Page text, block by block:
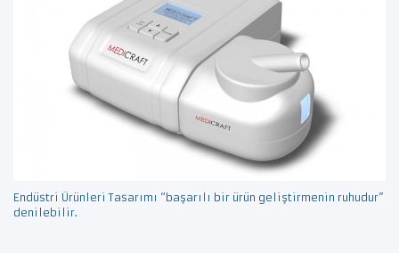
Endüstri Ürünleri Tasarımı “başarılı bir ürün geliştirmenin ruhudur”
denilebilir.